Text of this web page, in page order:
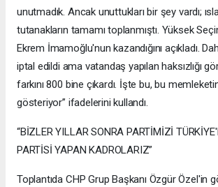
unutmadık. Ancak unuttukları bir şey vardı;
tutanakların tamamı toplanmıştı. Yüksek
Ekrem İmamoğlu'nun kazandığını açıkladı.
iptal edildi ama vatandaş yapılan haksızlığı
farkını 800 bine çıkardı. İşte bu, bu
gösteriyor” ifadelerini kullandı.
“BİZLER YILLAR SONRA PARTİMİZİ
PARTİSİ YAPAN KADROLARIZ”
Toplantıda CHP Grup Başkanı Özgür Özel'in